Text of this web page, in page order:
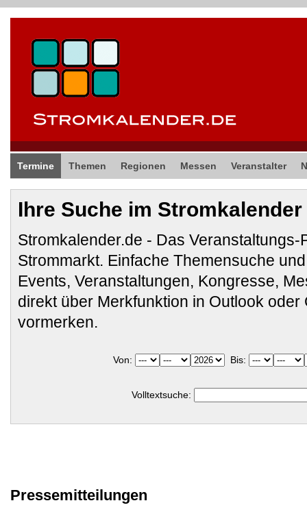
Termine Themen Regionen Messen Veranstalter
Ihre Suche im Stromkalender
Stromkalender.de - Das Veranstaltungs-
Strommarkt. Einfache Themensuche
Events, Veranstaltungen, Kongresse,
direkt über Merkfunktion in Outlook oder
vormerken.
Von: Bis:
Volltextsuche:
Pressemitteilungen